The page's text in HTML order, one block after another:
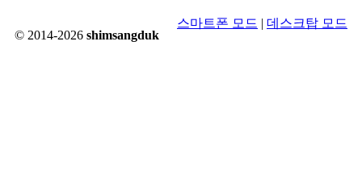
© 2014-2026 shimsangduk
스마트폰 모드 | 데스크탑 모드